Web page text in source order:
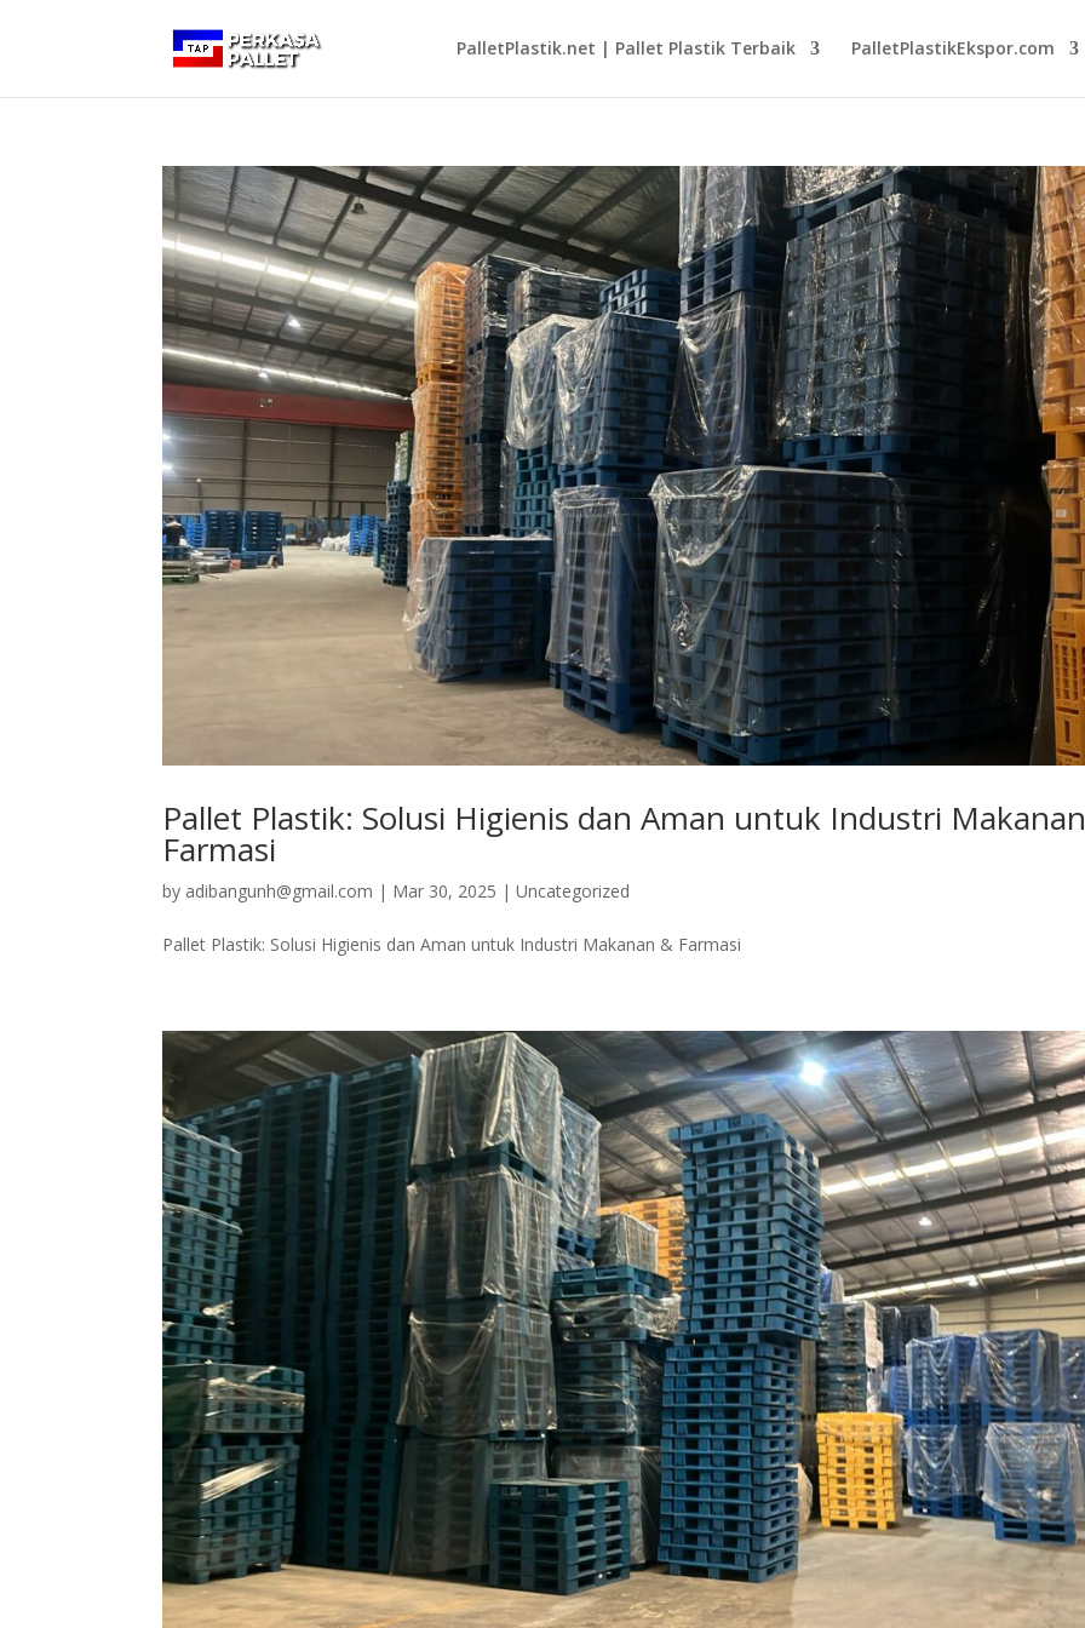
PalletPlastik.net | Pallet Plastik Terbaik PalletPlastikEkspor.com
Pallet Plastik: Solusi Higienis dan Aman untuk Industri
Farmasi
by adibangunh@gmail.com | Mar 30, 2025 |Uncategorized
Pallet Plastik: Solusi Higienis dan Aman untuk Industri Makanan & Farmasi